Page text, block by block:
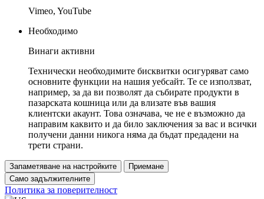
Vimeo, YouTube
Необходимо
Винаги активни
Технически необходимите бисквитки осигуряват само
основните функции на нашия уебсайт. Те се използват,
например, за да ви позволят да събирате продукти в
пазарската кошница или да влизате във вашия
клиентски акаунт. Това означава, че не е възможно да
направим каквито и да било заключения за вас и всички
получени данни никога няма да бъдат предадени на
трети страни.
Запаметяване на настройките
Приемане
Само задължителните
Политика за поверителност